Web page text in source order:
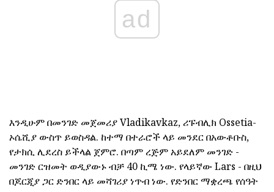
ad
እንዲሁም በመንገድ መጀመሪያ Vladikavkaz, ሪፑብሊክ Ossetia-
ኦሴሺያ ውስጥ ይወስዳል. ከተማ በተራሮች ላይ መንደር በአውቶቡስ,
የታክሲ ሊደረስ ይችላል ጀምሮ. በጣም ረጅም አይደለም መንገድ -
መንገድ ርዝመት ወዲያውኑ ብቻ 40 ኪሜ ነው. የላይኛው Lars - በዚህ
በጆርጂያ ጋር ድንበር ላይ መሻገሪያ ነጥብ ነው. የድንበር ማቋረጫ የሰዓት